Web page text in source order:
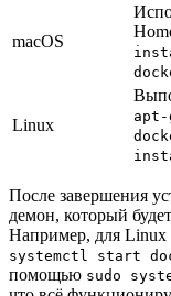
macOS
Linux
После завершения
демон, который
Например, для Linux
systemctl start
помощью sudo